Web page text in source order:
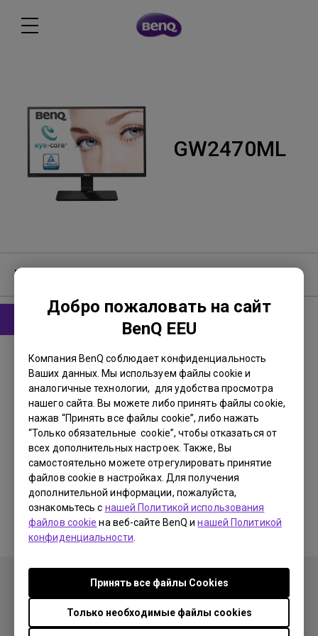
Добро пожаловать на сайт
BenQ EEU
Компания BenQ соблюдает конфиденциальность
Ваших данных. Мы используем файлы cookie и
аналогичные технологии, для удобства просмотра
нашего сайта. Вы можете либо принять файлы cookie,
нажав “Принять все файлы cookie”, либо нажать
“Только обязательные cookie”, чтобы отказаться от
всех дополнительных настроек. Также, Вы
самостоятельно можете отрегулировать принятие
файлов cookie в настройках. Для получения
дополнительной информации, пожалуйста,
ознакомьтесь с нашей Политикой использования
файлов cookie на веб-сайте BenQ инашей Политикой
конфиденциальности
Только необходимые файлы cookies
Принять все файлы Сookies
GW2470ML
Программное обеспечение
WHQL driver
OS:Windows10|Windows7|Windows8
OS Version:
Версия: MP
Обновить:2017/07/27
Размер файла:9.98 KB
Продукция